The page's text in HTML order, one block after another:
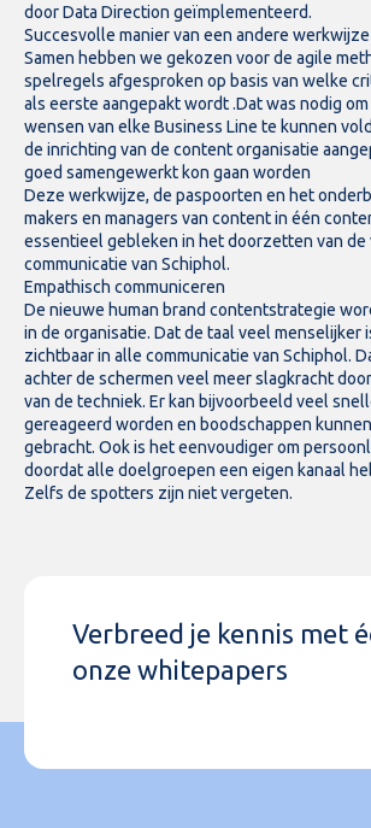
door Data Direction geïmplementeerd.
Succesvolle manier van een andere werkwijze
Samen hebben we gekozen voor de agile
spelregels afgesproken op basis van welke
als eerste aangepakt wordt .Dat was nodig
wensen van elke Business Line te kunnen
de inrichting van de content organisatie
goed samengewerkt kon gaan worden
Deze werkwijze, de paspoorten en het
makers en managers van content in één
essentieel gebleken in het doorzetten van de
communicatie van Schiphol.
Empathisch communiceren
De nieuwe human brand contentstrategie
in de organisatie. Dat de taal veel menselijker
zichtbaar in alle communicatie van Schiphol.
achter de schermen veel meer slagkracht
van de techniek. Er kan bijvoorbeeld veel
gereageerd worden en boodschappen
gebracht. Ook is het eenvoudiger om
doordat alle doelgroepen een eigen kanaal
Zelfs de spotters zijn niet vergeten.
Verbreed je kennis met
onze whitepapers